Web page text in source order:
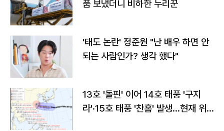
품 보냈더니 비하한 누리꾼
'태도 논란' 정준원 "난 배우 하면 안
되는 사람인가? 생각 했다"
13호 '돌핀' 이어 14호 태풍 '구지
라'·15호 태풍 '찬홈' 발생…현재 위